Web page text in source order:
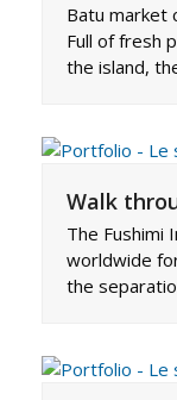
Batu market
Full of fresh
the island,
Walk
The Fushimi
worldwide
the